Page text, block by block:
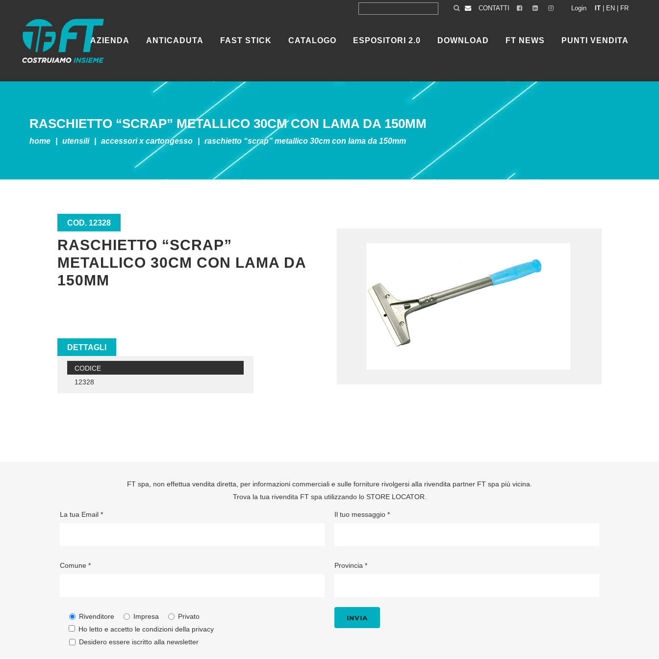
CONTATTI Login IT EN FR
AZIENDA ANTICADUTA FAST STICK CATALOGO ESPOSITORI 2.0 DOWNLOAD FT NEWS PUNTI VENDITA
RASCHIETTO “SCRAP” METALLICO 30CM CON LAMA DA 150MM
home utensili accessori x cartongesso raschietto “scrap” metallico 30cm con lama da 150mm
COD. 12328
RASCHIETTO “SCRAP”
METALLICO 30CM CON LAMA DA
150MM
DETTAGLI
CODICE
12328
FT spa, non effettua vendita diretta, per informazioni commerciali e sulle forniture rivolgersi alla rivendita partner FT spa più vicina.
Trova la tua rivendita FT spa utilizzando lo STORE LOCATOR
La tua Email *
Comune *
Rivenditore Impresa
Privato
Ho letto e accetto le condizioni della privacy
Desidero essere iscritto alla newsletter
Il tuo messaggio *
Provincia *